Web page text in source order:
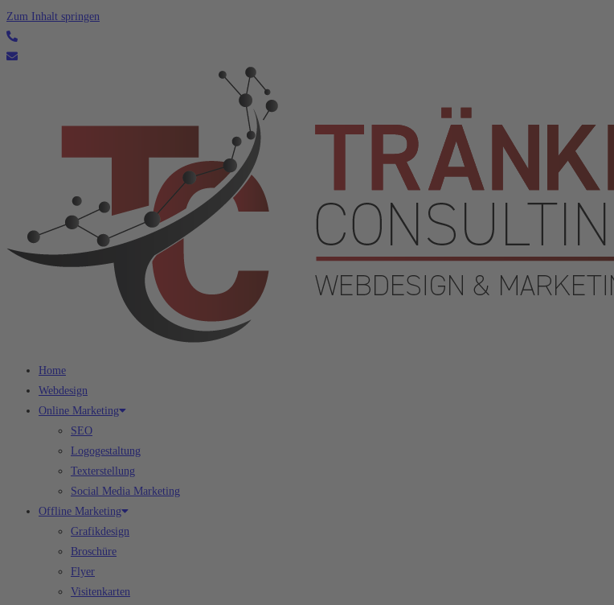
Zum Inhalt springen
Home
Webdesign
Online Marketing
SEO
Logogestaltung
Texterstellung
Social Media Marketing
Offline Marketing
Grafikdesign
Broschüre
Flyer
Visitenkarten